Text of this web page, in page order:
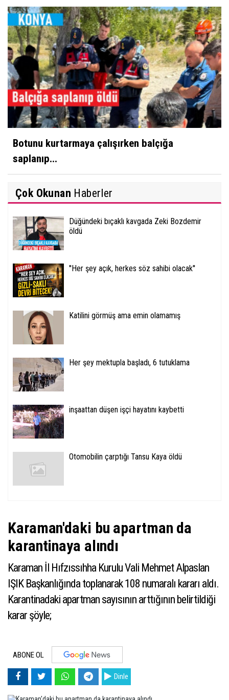
Botunu kurtarmaya çalışırken balçığa
saplanıp...
Çok Okunan Haberler
Düğündeki bıçaklı kavgada Zeki Bozdemir
öldü
''Her şey açık, herkes söz sahibi olacak''
Katilini görmüş ama emin olamamış
Her şey mektupla başladı, 6 tutuklama
inşaattan düşen işçi hayatını kaybetti
Otomobilin çarptığı Tansu Kaya öldü
Karaman'daki bu apartman da
karantinaya alındı
Karaman İl Hıfzıssıhha Kurulu Vali Mehmet Alpaslan
IŞIK Başkanlığında toplanarak 108 numaralı kararı aldı.
Karantinadaki apartman sayısının arttığının belirtildiği
karar şöyle;
ABONE OL
Dinle